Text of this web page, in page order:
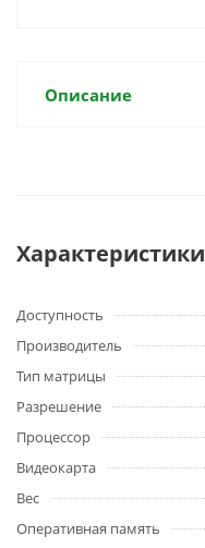
Описание
Характеристики
Доступность
Производитель
Тип матрицы
Разрешение
Процессор
Видеокарта
Вес
Оперативная память